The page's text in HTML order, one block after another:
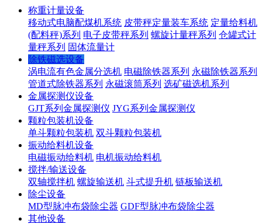
称重计量设备
移动式电脑配煤机系统 皮带秤定量装车系统 定量给料机
(配料秤)系列 电子皮带秤系列 螺旋计量秤系列 仓罐式计
量秤系列 固体流量计
除铁磁选设备
涡电流有色金属分选机 电磁除铁器系列 永磁除铁器系列
管道式除铁器系列 永磁滚筒系列 选矿磁选机系列
金属探测仪设备
GJT系列金属探测仪 JYG系列金属探测仪
颗粒包装机设备
单斗颗粒包装机 双斗颗粒包装机
振动给料机设备
电磁振动给料机 电机振动给料机
搅拌/输送设备
双轴搅拌机 螺旋输送机 斗式提升机 链板输送机
除尘设备
MD型脉冲布袋除尘器 GDF型脉冲布袋除尘器
其他设备